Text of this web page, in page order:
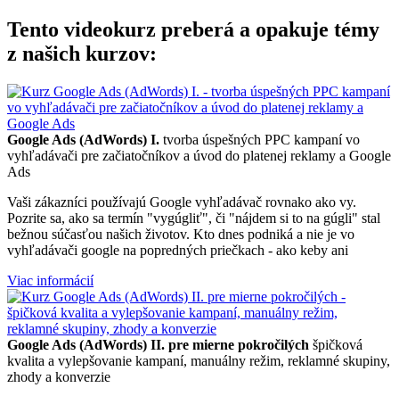
Tento videokurz preberá a opakuje témy
z našich kurzov:
Google Ads (AdWords) I. tvorba úspešných PPC kampaní vo
vyhľadávači pre začiatočníkov a úvod do platenej reklamy a Google
Ads
Vaši zákazníci používajú Google vyhľadávač rovnako ako vy.
Pozrite sa, ako sa termín "vygúgliť", či "nájdem si to na gúgli" stal
bežnou súčasťou našich životov. Kto dnes podniká a nie je vo
vyhľadávači google na popredných priečkach - ako keby ani
Viac informácií
Google Ads (AdWords) II. pre mierne pokročilých špičková
kvalita a vylepšovanie kampaní, manuálny režim, reklamné skupiny,
zhody a konverzie